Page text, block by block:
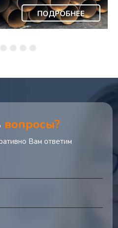
ПОДРОБНЕЕ
вопросы?
Вам ответим